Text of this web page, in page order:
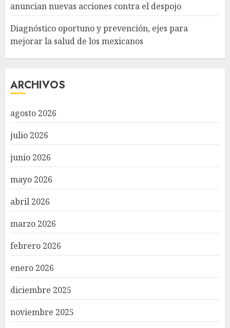
anuncian nuevas acciones contra el despojo
Diagnóstico oportuno y prevención, ejes para
mejorar la salud de los mexicanos
ARCHIVOS
agosto 2026
julio 2026
junio 2026
mayo 2026
abril 2026
marzo 2026
febrero 2026
enero 2026
diciembre 2025
noviembre 2025